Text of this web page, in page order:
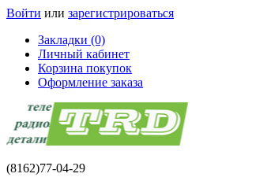
Войти или зарегистрироваться
Закладки (0)
Личный кабинет
Корзина покупок
Оформление заказа
(8162)77-04-29